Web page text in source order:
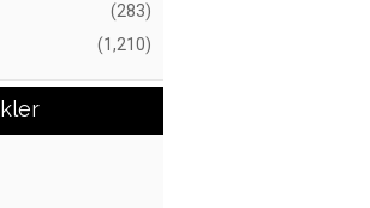
(283)
(1,210)